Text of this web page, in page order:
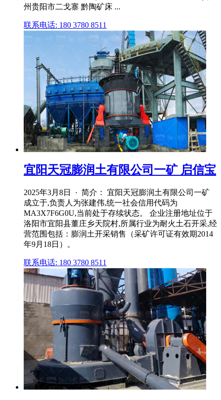
州贵阳市二戈寨 黔陶矿床 ...
联系电话: 180 3780 8511
宜阳天冠膨润土有限公司一矿 启信宝
2025年3月8日 · 简介： 宜阳天冠膨润土有限公司一矿
成立于,负责人为张建伟,统一社会信用代码为
MA3X7F6G0U,当前处于存续状态。 企业注册地址位于
洛阳市宜阳县董庄乡天院村,所属行业为耐火土石开采,经
营范围包括：膨润土开采销售（采矿许可证有效期2014
年9月18日）。
联系电话: 180 3780 8511